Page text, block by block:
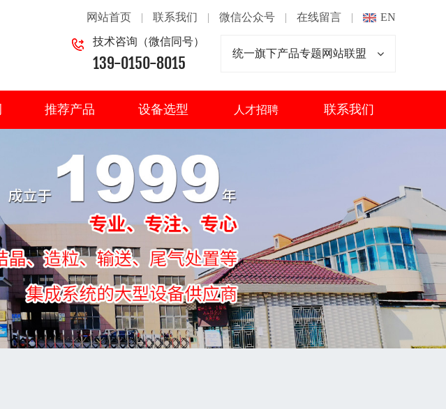
EN
|
在线留言
|
微信公众号
|
联系我们
|
网站首页
技术咨询（微信同号）
139-0150-8015
统一旗下产品专题网站联盟
推荐产品 设备选型 人才招聘 联系我们